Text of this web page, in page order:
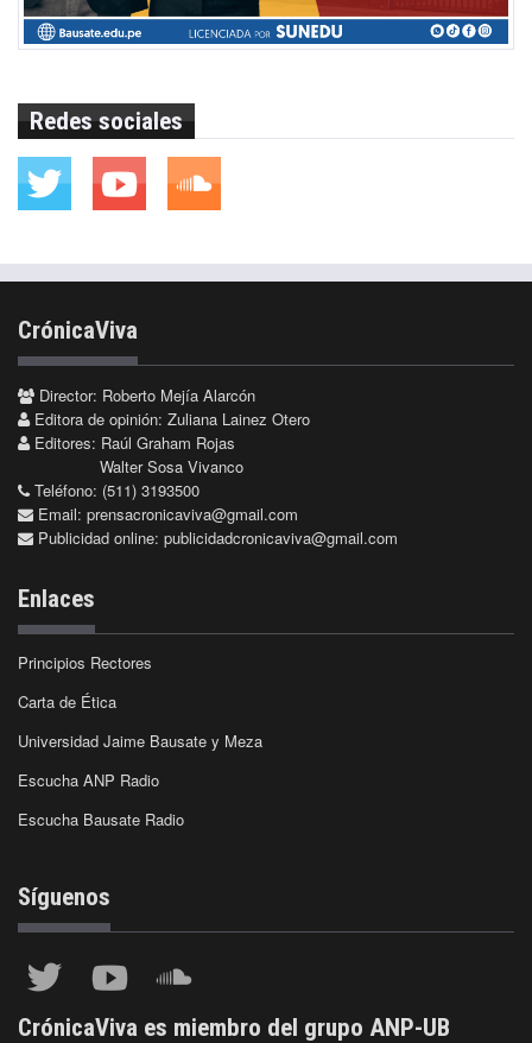
Redes sociales
CrónicaViva
Director: Roberto Mejía Alarcón
Editora de opinión: Zuliana Lainez Otero
Editores: Raúl Graham Rojas
Walter Sosa Vivanco
Teléfono: (511) 3193500
Email: prensacronicaviva@gmail.com
Publicidad online: publicidadcronicaviva@gmail.com
Enlaces
Principios Rectores
Carta de Ética
Universidad Jaime Bausate y Meza
Escucha ANP Radio
Escucha Bausate Radio
Síguenos
CrónicaViva es miembro del grupo ANP-UB